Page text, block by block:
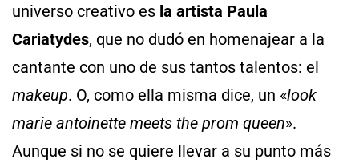
universo creativo es la artista Paula
Cariatydes, que no dudó en homenajear a la
cantante con uno de sus tantos talentos: el
makeup. O, como ella misma dice, un «look
marie antoinette meets the prom queen».
Aunque si no se quiere llevar a su punto más